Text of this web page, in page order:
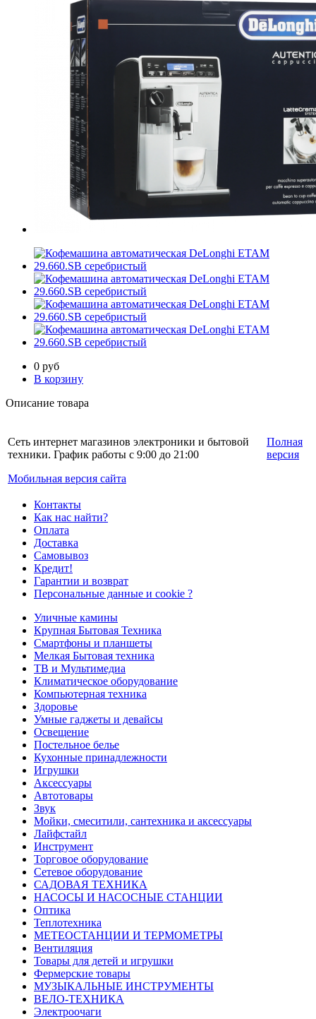
0 руб
В корзину
Описание товара
Сеть интернет магазинов электроники и бытовой
техники. График работы с 9:00 до 21:00
Мобильная версия сайта
Полная
версия
Контакты
Как нас найти?
Оплата
Доставка
Самовывоз
Кредит!
Гарантии и возврат
Персональные данные и cookie ?
Уличные камины
Крупная Бытовая Техника
Смартфоны и планшеты
Мелкая Бытовая техника
ТВ и Мультимедиа
Климатическое оборудование
Компьютерная техника
Здоровье
Умные гаджеты и девайсы
Освещение
Постельное белье
Кухонные принадлежности
Игрушки
Аксессуары
Автотовары
Звук
Мойки, смеситили, сантехника и аксессуары
Лайфстайл
Инструмент
Торговое оборудование
Сетевое оборудование
САДОВАЯ ТЕХНИКА
НАСОСЫ И НАСОСНЫЕ СТАНЦИИ
Оптика
Теплотехника
МЕТЕОСТАНЦИИ И ТЕРМОМЕТРЫ
Вентиляция
Товары для детей и игрушки
Фермерские товары
МУЗЫКАЛЬНЫЕ ИНСТРУМЕНТЫ
ВЕЛО-ТЕХНИКА
Электроочаги